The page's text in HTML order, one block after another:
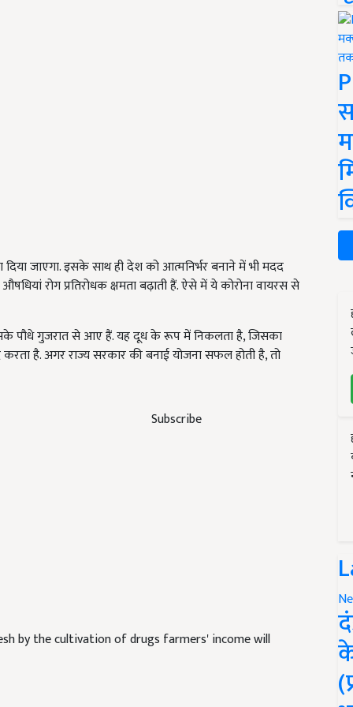
Subscribe
जाएगा. इसके साथ ही देश को आत्मनिर्भर बनाने में भी मदद
रोग प्रतिरोधक क्षमता बढ़ाती हैं. ऐसे में ये कोरोना वायरस से
पौधे गुजरात से आए हैं. यह दूध के रूप में निकलता है, जिसका
है. अगर राज्य सरकार की बनाई योजना सफल होती है, तो
by the cultivation of drugs farmers' income will